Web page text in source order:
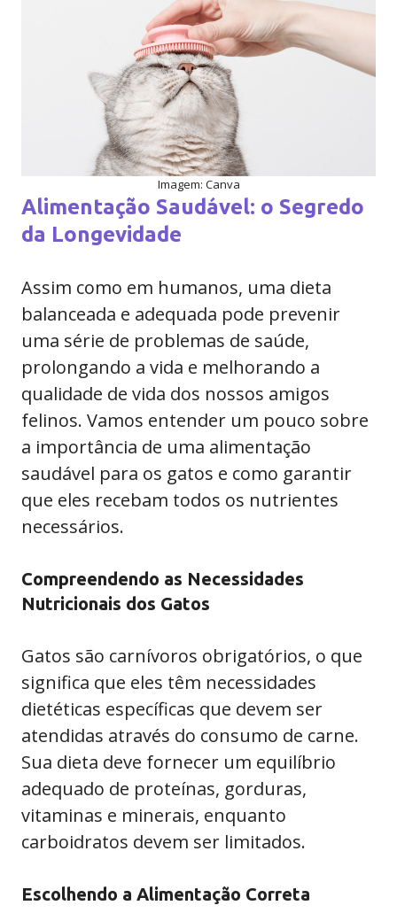
Imagem: Canva
Alimentação Saudável: o Segredo
da Longevidade
Assim como em humanos, uma dieta
balanceada e adequada pode prevenir
uma série de problemas de saúde,
prolongando a vida e melhorando a
qualidade de vida dos nossos amigos
felinos. Vamos entender um pouco sobre
a importância de uma alimentação
saudável para os gatos e como garantir
que eles recebam todos os nutrientes
necessários.
Compreendendo as Necessidades
Nutricionais dos Gatos
Gatos são carnívoros obrigatórios, o que
significa que eles têm necessidades
dietéticas específicas que devem ser
atendidas através do consumo de carne.
Sua dieta deve fornecer um equilíbrio
adequado de proteínas, gorduras,
vitaminas e minerais, enquanto
carboidratos devem ser limitados.
Escolhendo a Alimentação Correta